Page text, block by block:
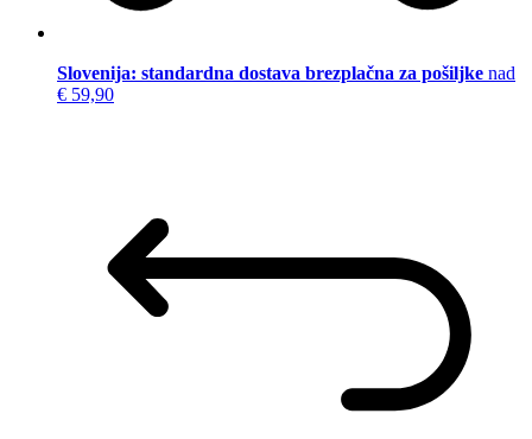
Slovenija: standardna dostava brezplačna za pošiljke nad
€ 59,90